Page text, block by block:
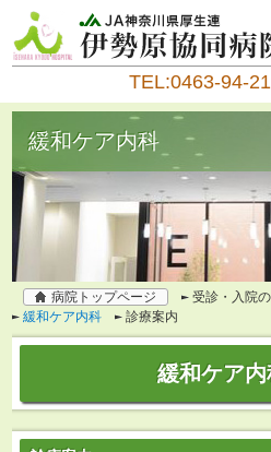
TEL:0463-94-
緩和ケア内科
病院トップページ 受診・入院
緩和ケア内科
診療案内
緩和ケア内